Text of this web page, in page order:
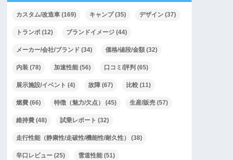
カスタム/改造車 (169) キャンプ(35) デザイン (37)
トランポ (12) ブランドイメージ (44)
メーカー/会社/ブランド (34) 価格/値段/金額 (32)
内装 (78) 加速性能 (56) 口コミ/評判 (65)
展示施設/イベント (4) 故障 (67) 比較 (11)
燃費 (66) 特徴（魅力/欠点） (45) 生産/販売 (57)
維持費 (48) 試乗レポート (32)
走行性能（静粛性/走破性/機能性/耐久性） (38)
辛口レビュー (25) 雪道性能 (51)